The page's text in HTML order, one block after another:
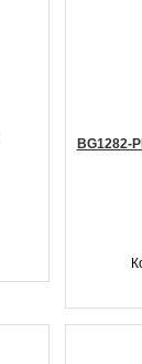
BG1282-